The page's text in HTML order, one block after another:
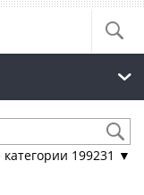
категории 199231 ▼